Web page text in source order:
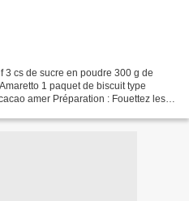
cs de sucre en poudre 300 g de
1 paquet de biscuit type
amer Préparation : Fouettez les